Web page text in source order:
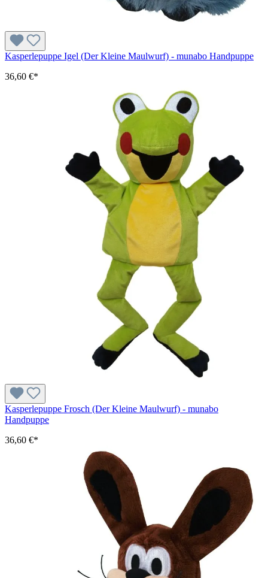
Kasperlepuppe Igel (Der Kleine Maulwurf) - munabo Handpuppe
36,60 €*
Kasperlepuppe Frosch (Der Kleine Maulwurf) - munabo
Handpuppe
36,60 €*